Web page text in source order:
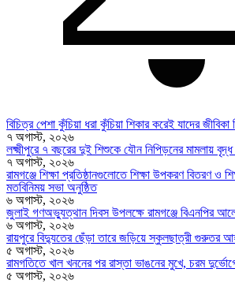
বিচিত্র পেশা কুঁচিয়া ধরা কুঁচিয়া শিকার করেই যাদের জীবিকা
৭ অগাস্ট, ২০২৬
লক্ষ্মীপুরে ৭ বছরের দুই শিশুকে যৌন নিপিড়নের মামলায়
৭ অগাস্ট, ২০২৬
রামগঞ্জে শিক্ষা প্রতিষ্ঠানগুলোতে শিক্ষা উপকরণ বিতরণ ও
মতবিনিময় সভা অনুষ্ঠিত
৬ অগাস্ট, ২০২৬
জুলাই গণঅভ্যুত্থান দিবস উপলক্ষে রামগঞ্জে বিএনপির
৬ অগাস্ট, ২০২৬
রায়পুরে বিদ্যুতের ছেঁড়া তারে জড়িয়ে স্কুলছাত্রী গুরুতর
৫ অগাস্ট, ২০২৬
রামগতিতে খাল খননের পর রাস্তা ভাঙনের মুখে, চরম
৫ অগাস্ট, ২০২৬